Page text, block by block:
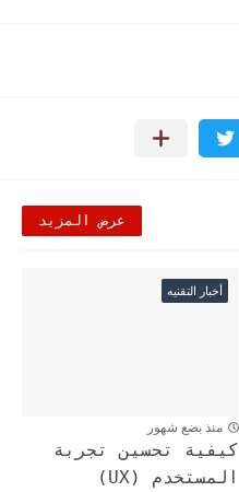
عرض المزيد
أخبار التقنيه
منذ بضع شهور
كيفية تحسين تجربة
المستخدم (UX)